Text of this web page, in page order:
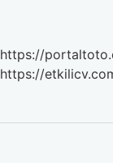
https://
https://